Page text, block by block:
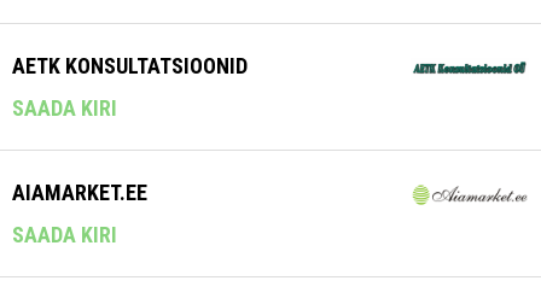
AETK KONSULTATSIOONID
SAADA KIRI
AIAMARKET.EE
SAADA KIRI